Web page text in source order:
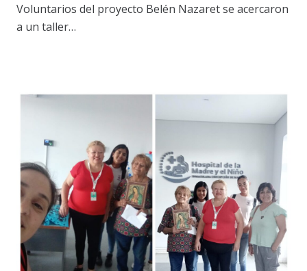
Voluntarios del proyecto Belén Nazaret se acercaron
a un taller…